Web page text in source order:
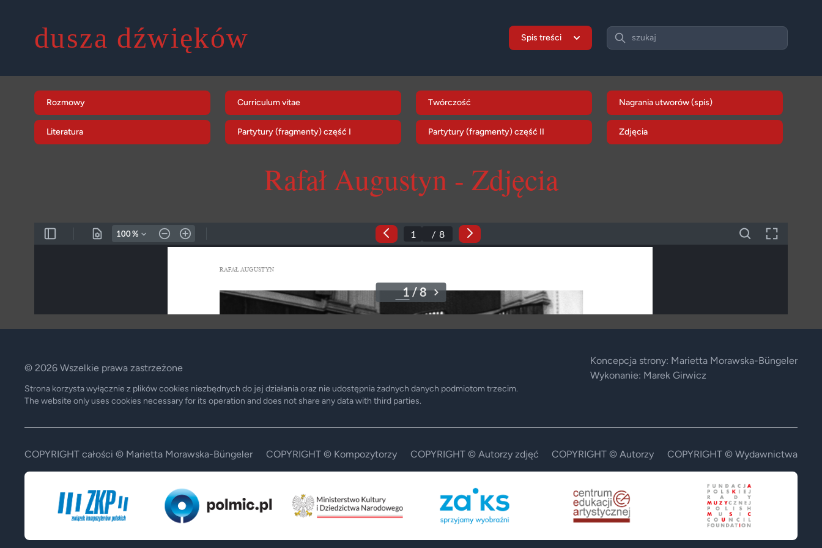
dusza dźwięków Spis treści
Search
szukaj
Rozmowy Curriculum vitae Twórczość Nagrania utworów (spis)
Literatura Partytury (fragmenty) część I Partytury (fragmenty) część II Zdjęcia
Rafał Augustyn - Zdjęcia
© 2026 Wszelkie prawa zastrzeżone
Koncepcja strony: Marietta Morawska-Büngeler
Wykonanie: Marek Girwicz
Strona korzysta wyłącznie z plików cookies niezbędnych do jej działania oraz nie udostępnia żadnych danych podmiotom trzecim.
The website only uses cookies necessary for its operation and does not share any data with third parties.
COPYRIGHT całości © Marietta Morawska-Büngeler COPYRIGHT © Kompozytorzy COPYRIGHT © Autorzy zdjęć COPYRIGHT © Autorzy COPYRIGHT © Wydawnictwa